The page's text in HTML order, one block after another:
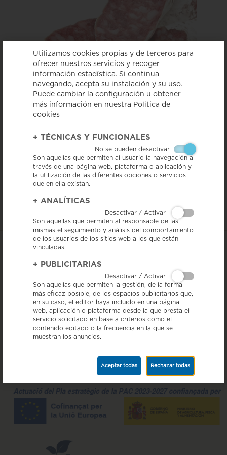
Salchichón de Vic datan del año 1456.
Antiguamente este producto se elaboraba en las
masías ubicadas en la Plana de Vic como un
método de conservación de las carnes,
aprovechando las particulares características
climáticas de la zona. Con el fin de proteger este
producto ancestral sus elaboradores siempre
hemos buscado preservar el nombre, la calidad y el
modo de hacer tradicional.
Utilizamos cookies propias y de terceros para
ofrecer nuestros servicios y recoger
información estadística. Si continua
navegando, acepta su instalación y su uso.
Puede cambiar la configuración u obtener
más información en nuestra Política de
cookies
+ TÉCNICAS Y FUNCIONALES
No se pueden desactivar
Son aquellas que permiten al usuario la navegación a
través de una página web, plataforma o aplicación y
la utilización de las diferentes opciones o servicios
que en ella existan.
+ ANALÍTICAS
Desactivar / Activar
Son aquellas que permiten al responsable de las
mismas el seguimiento y análisis del comportamiento
de los usuarios de los sitios web a los que están
vinculadas.
+ PUBLICITARIAS
Desactivar / Activar
Son aquellas que permiten la gestión, de la forma
más eficaz posible, de los espacios publicitarios que,
en su caso, el editor haya incluido en una página
web, aplicación o plataforma desde la que presta el
servicio solicitado en base a criterios como el
contenido editado o la frecuencia en la que se
muestran los anuncios.
Rechazar todas
Aceptar todas